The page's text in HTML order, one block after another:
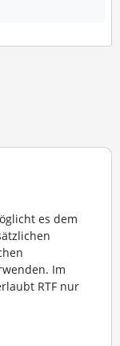
es dem
Im
RTF nur